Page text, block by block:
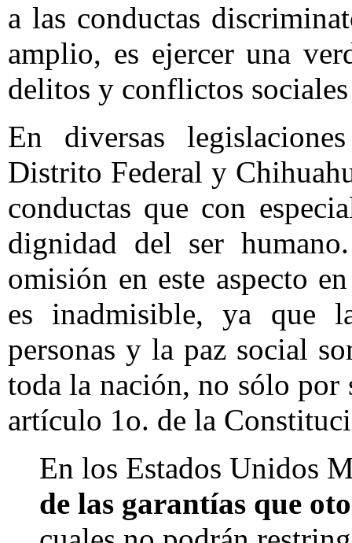
a las conductas
amplio, es ejercer una
delitos y conflictos sociales
En diversas
Distrito Federal y
conductas que con
dignidad del ser
omisión en este aspecto
es inadmisible, ya que
personas y la paz social
toda la nación, no sólo por
artículo 1o. de la
En los Estados Unidos
de las garantías que